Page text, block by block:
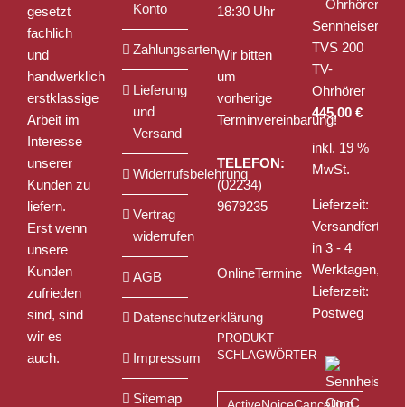
gesetzt
fachlich
und
handwerklich
erstklassige
Arbeit im
Interesse
unserer
Kunden zu
liefern.
Erst wenn
unsere
Kunden
zufrieden
sind, sind
wir es
auch.
Konto
Zahlungsarten
Lieferung
und
Versand
Widerrufsbelehrung
Vertrag
widerrufen
AGB
Datenschutzerklärung
Impressum
Sitemap
18:30 Uhr
Wir bitten
um
vorherige
Terminvereinbarung!
TELEFON:
(02234)
9679235
OnlineTermine
PRODUKT
SCHLAGWÖRTER
Sennheiser
TVS 200
TV-
Ohrhörer
445,00 €
inkl. 19 %
MwSt.
Lieferzeit:
Versandfertig
in 3 - 4
Werktagen,
Lieferzeit:
Postweg